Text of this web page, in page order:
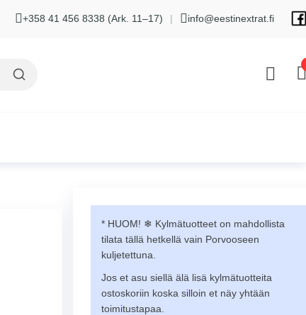
+358 41 456 8338 (Ark. 11–17) | info@eestinextrat.fi
* HUOM! ❄︎ Kylmätuotteet on mahdollista
tilata tällä hetkellä vain Porvooseen
kuljetettuna.
Jos et asu siellä älä lisä kylmätuotteita
ostoskoriin koska silloin et näy yhtään
toimitustapaa.